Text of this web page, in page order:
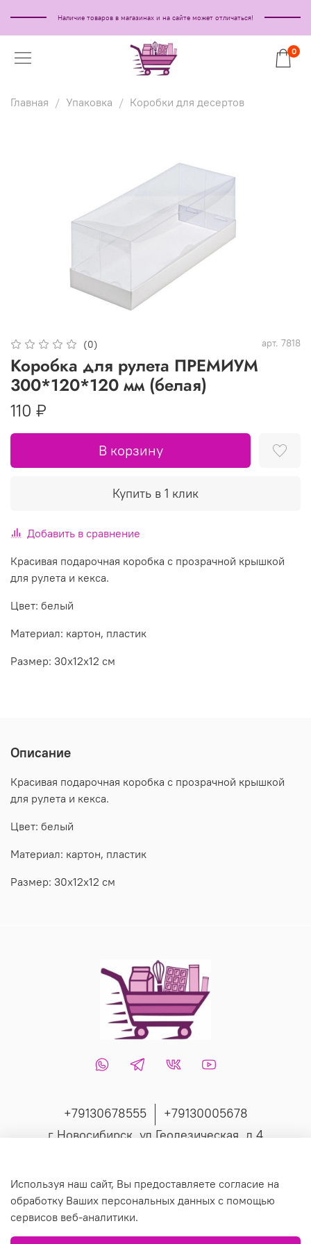
Наличие товаров в магазинах и на сайте может отличаться!
0
Главная Упаковка Коробки для десертов
(0) арт. 7818
Коробка для рулета ПРЕМИУМ
300*120*120 мм (белая)
110 ₽
В корзину
Купить в 1 клик
Добавить в сравнение
Красивая подарочная коробка с прозрачной крышкой
для рулета и кекса.
Цвет: белый
Материал: картон, пластик
Размер: 30х12х12 см
Описание
Красивая подарочная коробка с прозрачной крышкой
для рулета и кекса.
Цвет: белый
Материал: картон, пластик
Размер: 30х12х12 см
+79130678555
+79130005678
г Новосибирск, ул Геодезическая, д 4
© 2019 Любое использование контента без письменного
Используя наш сайт, Вы предоставляете согласие на
обработку Ваших персональных данных с помощью
сервисов веб-аналитики.